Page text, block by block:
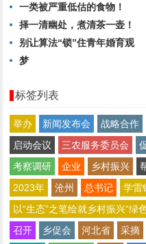
一类被严重低估的食物！
择一清幽处，煮清茶一壶！
别让算法“锁”住青年婚育观
梦
标签列表
举办 新闻发布会 战略合作
启动会议
三农服务委员会
考察调研
企业 乡村振兴
2023年
沧州 总书记 学雷
以“生态”之笔绘就乡村振兴“绿
召开
乡促会 河北省 采摘